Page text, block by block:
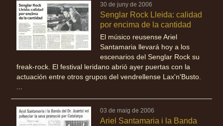
30 de juny de 2006
Senglar Rock Lleida: calidad
por encima de la cantidad
El músico reusense Ariel
Santamaria llevará hoy a los
escenarios del Senglar Rock su
freak-rock. El festival leridano abrió ayer puertas con la
actuación entre otros grupos del vendrellense Lax'n'Busto.
...
03 de maig de 2006
Ariel Santamaria i la Banda